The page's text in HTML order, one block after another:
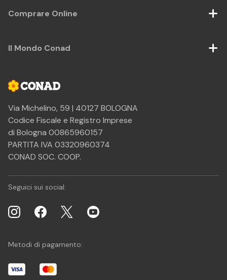
Via Michelino, 59 | 40127 BOLOGNA
Codice Fiscale e Registro Imprese
di Bologna 00865960157
PARTITA IVA 03320960374
CONAD SOC. COOP.
Comprare Online
Il Mondo Conad
Seguici sui social:
Metodi di pagamento: